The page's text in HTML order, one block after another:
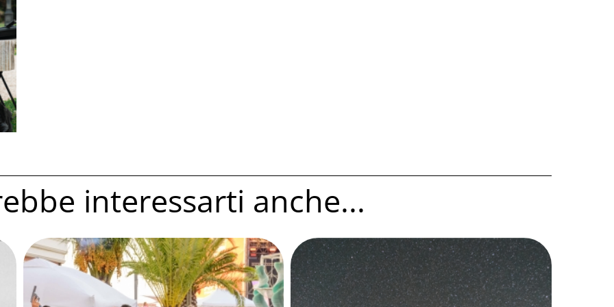
interessarti anche...